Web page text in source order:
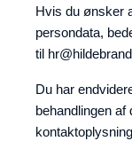
Hvis du ønsker
persondata,
til
Du har
behandlingen af